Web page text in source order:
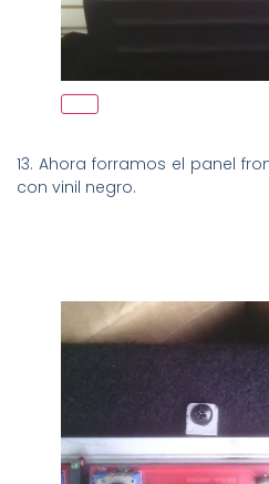
13. Ahora forramos el panel
con vinil negro.